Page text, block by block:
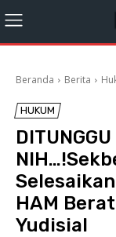
Beranda Berita
HUKUM
HAM
Yudisial